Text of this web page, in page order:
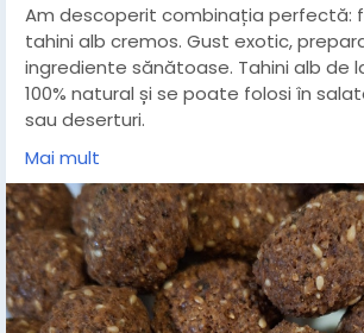
Am descoperit combinația perfectă:
tahini alb cremos. Gust exotic,
ingrediente sănătoase. Tahini alb de
100% natural și se poate folosi în
sau deserturi.
Tu ai încercat tahini alb până acum?
#falafel
#streetfood#micdejun#gustexotic
https://www.mihaelatoila.ro/2026/
tahini-reteta-rapida.html
Mai mult